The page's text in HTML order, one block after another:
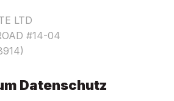
LTD
#14-04
Datenschutz